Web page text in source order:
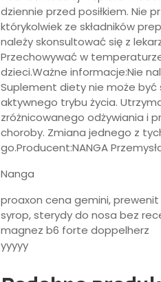
dziennie przed posiłkiem. Nie
którykolwiek ze składników
należy skonsultować się z
Przechowywać w
dzieci.Ważne informacje:Nie
Suplement diety nie może
aktywnego trybu życia.
zróżnicowanego odżywiania i
choroby. Zmiana jednego z
go.Producent:NANGA
Nanga
proaxon cena gemini,
syrop, sterydy do nosa bez
magnez b6 forte doppelherz
yyyyy